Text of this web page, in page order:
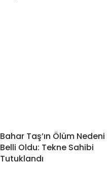
Bahar Taş’ın Ölüm Nedeni
Belli Oldu: Tekne Sahibi
Tutuklandı